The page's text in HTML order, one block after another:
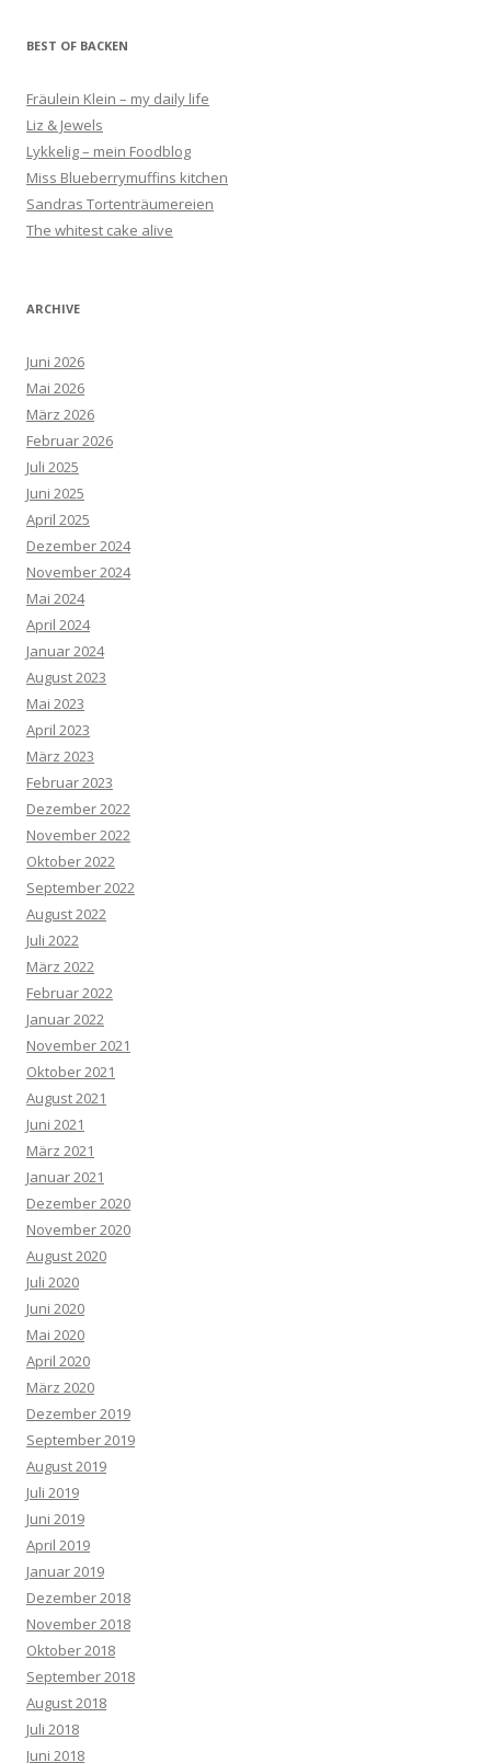
BEST OF BACKEN
Fräulein Klein – my daily life
Liz & Jewels
Lykkelig – mein Foodblog
Miss Blueberrymuffins kitchen
Sandras Tortenträumereien
The whitest cake alive
ARCHIVE
Juni 2026
Mai 2026
März 2026
Februar 2026
Juli 2025
Juni 2025
April 2025
Dezember 2024
November 2024
Mai 2024
April 2024
Januar 2024
August 2023
Mai 2023
April 2023
März 2023
Februar 2023
Dezember 2022
November 2022
Oktober 2022
September 2022
August 2022
Juli 2022
März 2022
Februar 2022
Januar 2022
November 2021
Oktober 2021
August 2021
Juni 2021
März 2021
Januar 2021
Dezember 2020
November 2020
August 2020
Juli 2020
Juni 2020
Mai 2020
April 2020
März 2020
Dezember 2019
September 2019
August 2019
Juli 2019
Juni 2019
April 2019
Januar 2019
Dezember 2018
November 2018
Oktober 2018
September 2018
August 2018
Juli 2018
Juni 2018